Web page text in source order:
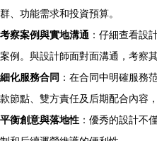
群、功能需求和投資預算。
考察案例與實地溝通 ：仔細查看設
案例。與設計師面對面溝通，考察
細化服務合同 ：在合同中明確服務
款節點、雙方責任及后期配合內容
平衡創意與落地性 ：優秀的設計不